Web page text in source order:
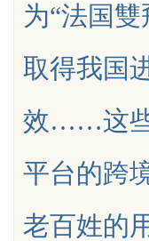
uz
为“法国
取得我国
效……这些
平台的跨
老百姓的